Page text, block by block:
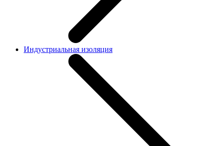
Индустриальная изоляция